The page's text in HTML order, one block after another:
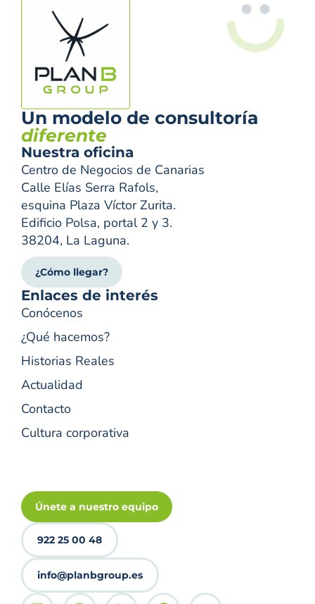
Un modelo de consultoría
diferente
Nuestra oficina
Centro de Negocios de Canarias
Calle Elías Serra Rafols,
esquina Plaza Víctor Zurita.
Edificio Polsa, portal 2 y 3.
38204, La Laguna.
¿Cómo llegar?
Enlaces de interés
Conócenos
¿Qué hacemos?
Historias Reales
Actualidad
Contacto
Cultura corporativa
Únete a nuestro equipo
922 25 00 48
info@planbgroup.es